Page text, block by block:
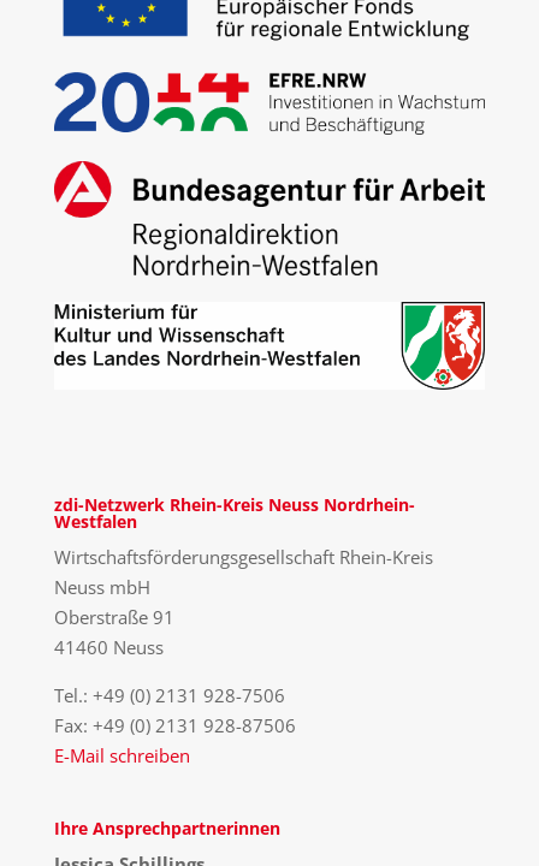
zdi-Netzwerk Rhein-Kreis Neuss Nordrhein-
Westfalen
Wirtschaftsförderungsgesellschaft Rhein-Kreis
Neuss mbH
Oberstraße 91
41460 Neuss
Tel.: +49 (0) 2131 928-7506
Fax: +49 (0) 2131 928-87506
E-Mail schreiben
Ihre Ansprechpartnerinnen